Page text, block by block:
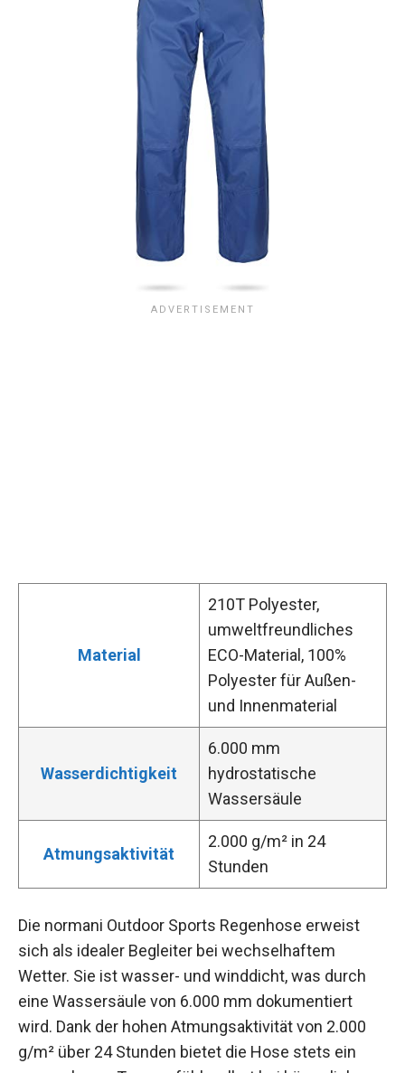
Material
210T Polyester,
umweltfreundliches
ECO-Material, 100%
Polyester für Außen-
und Innenmaterial
Wasserdichtigkeit
6.000 mm
hydrostatische
Wassersäule
Atmungsaktivität
2.000 g/m² in 24
Stunden
Die normani Outdoor Sports Regenhose erweist
sich als idealer Begleiter bei wechselhaftem
Wetter. Sie ist wasser- und winddicht, was durch
eine Wassersäule von 6.000 mm dokumentiert
wird. Dank der hohen Atmungsaktivität von 2.000
g/m² über 24 Stunden bietet die Hose stets ein